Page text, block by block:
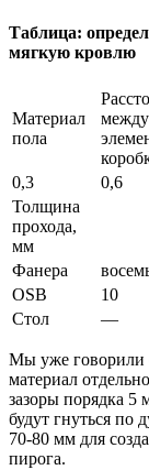
Таблица:
мягкую кровлю
Материал
пола
между
0,3
0,6
Толщина
прохода,
мм
Фанера
OSB
10
Стол
—
Мы уже говорили
материал
зазоры порядка
будут гнуться по
70-80 мм для
пирога.